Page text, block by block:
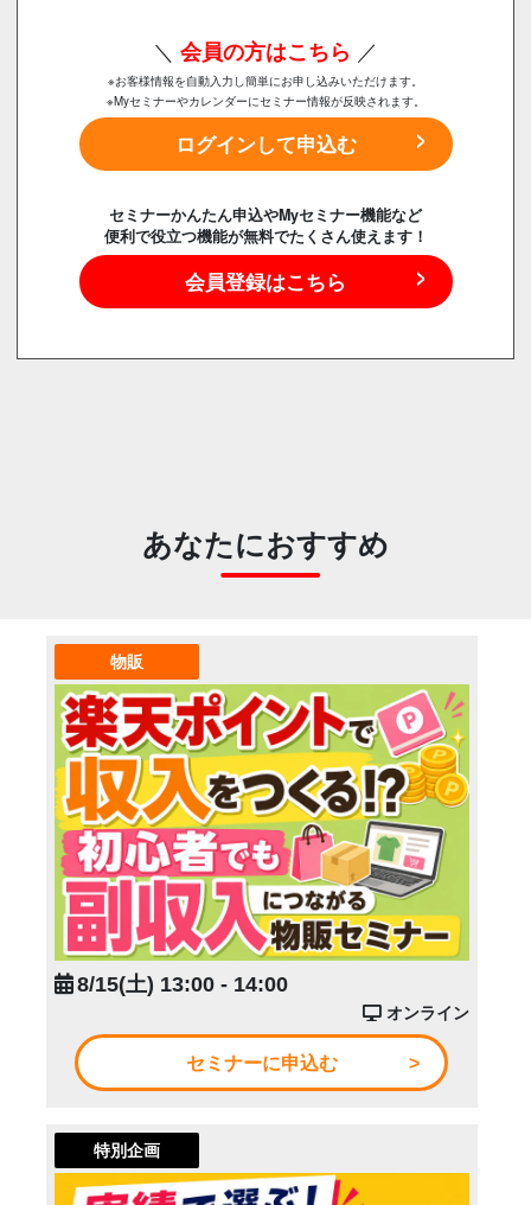
＼ 会員の方はこちら ／
※お客様情報を自動入力し簡単にお申し込みいただけます。
※Myセミナーやカレンダーにセミナー情報が反映されます。
ログインして申込む
セミナーかんたん申込やMyセミナー機能など
便利で役立つ機能が無料でたくさん使えます！
会員登録はこちら
あなたにおすすめ
物販
8/15(土) 13:00 - 14:00
オンライン
セミナーに申込む
特別企画